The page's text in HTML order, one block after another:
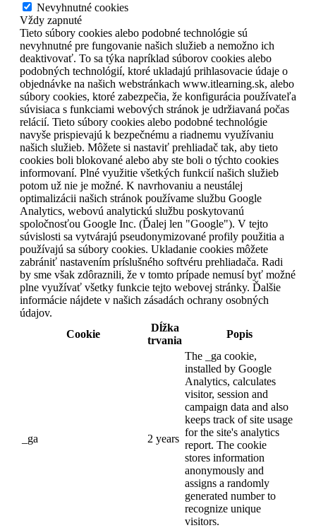
Nevyhnutné cookies
Vždy zapnuté
Tieto súbory cookies alebo podobné technológie sú
nevyhnutné pre fungovanie našich služieb a nemožno ich
deaktivovať. To sa týka napríklad súborov cookies alebo
podobných technológií, ktoré ukladajú prihlasovacie údaje o
objednávke na našich webstránkach www.itlearning.sk, alebo
súbory cookies, ktoré zabezpečia, že konfigurácia používateľa
súvisiaca s funkciami webových stránok je udržiavaná počas
relácií. Tieto súbory cookies alebo podobné technológie
navyše prispievajú k bezpečnému a riadnemu využívaniu
našich služieb. Môžete si nastaviť prehliadač tak, aby tieto
cookies boli blokované alebo aby ste boli o týchto cookies
informovaní. Plné využitie všetkých funkcií našich služieb
potom už nie je možné. K navrhovaniu a neustálej
optimalizácii našich stránok používame službu Google
Analytics, webovú analytickú službu poskytovanú
spoločnosťou Google Inc. (Ďalej len "Google"). V tejto
súvislosti sa vytvárajú pseudonymizované profily použitia a
používajú sa súbory cookies. Ukladanie cookies môžete
zabrániť nastavením príslušného softvéru prehliadača. Radi
by sme však zdôraznili, že v tomto prípade nemusí byť možné
plne využívať všetky funkcie tejto webovej stránky. Ďalšie
informácie nájdete v našich zásadách ochrany osobných
údajov.
Cookie
Dĺžka
trvania
Popis
_ga 2 years
The _ga cookie,
installed by Google
Analytics, calculates
visitor, session and
campaign data and also
keeps track of site usage
for the site's analytics
report. The cookie
stores information
anonymously and
assigns a randomly
generated number to
recognize unique
visitors.